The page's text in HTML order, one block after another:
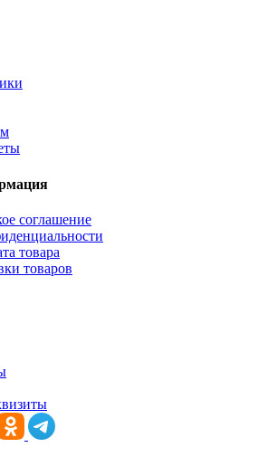
соглашение
товара
товаров